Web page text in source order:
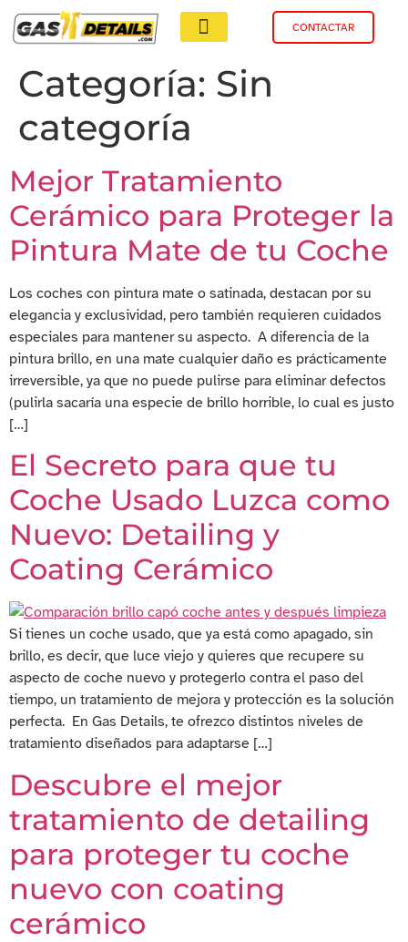
CONTACTAR
Categoría: Sin
categoría
Mejor Tratamiento
Cerámico para Proteger la
Pintura Mate de tu Coche
Los coches con pintura mate o satinada, destacan por su
elegancia y exclusividad, pero también requieren cuidados
especiales para mantener su aspecto. A diferencia de la
pintura brillo, en una mate cualquier daño es prácticamente
irreversible, ya que no puede pulirse para eliminar defectos
(pulirla sacaría una especie de brillo horrible, lo cual es justo
[…]
El Secreto para que tu
Coche Usado Luzca como
Nuevo: Detailing y
Coating Cerámico
Si tienes un coche usado, que ya está como apagado, sin
brillo, es decir, que luce viejo y quieres que recupere su
aspecto de coche nuevo y protegerlo contra el paso del
tiempo, un tratamiento de mejora y protección es la solución
perfecta. En Gas Details, te ofrezco distintos niveles de
tratamiento diseñados para adaptarse […]
Descubre el mejor
tratamiento de detailing
para proteger tu coche
nuevo con coating
cerámico